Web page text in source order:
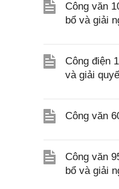
Công văn
bổ và giải
Công điện
và giải
Công văn
Công văn
bổ và giải